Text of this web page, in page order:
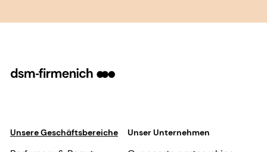
Unsere Geschäftsbereiche Unser Unternehmen